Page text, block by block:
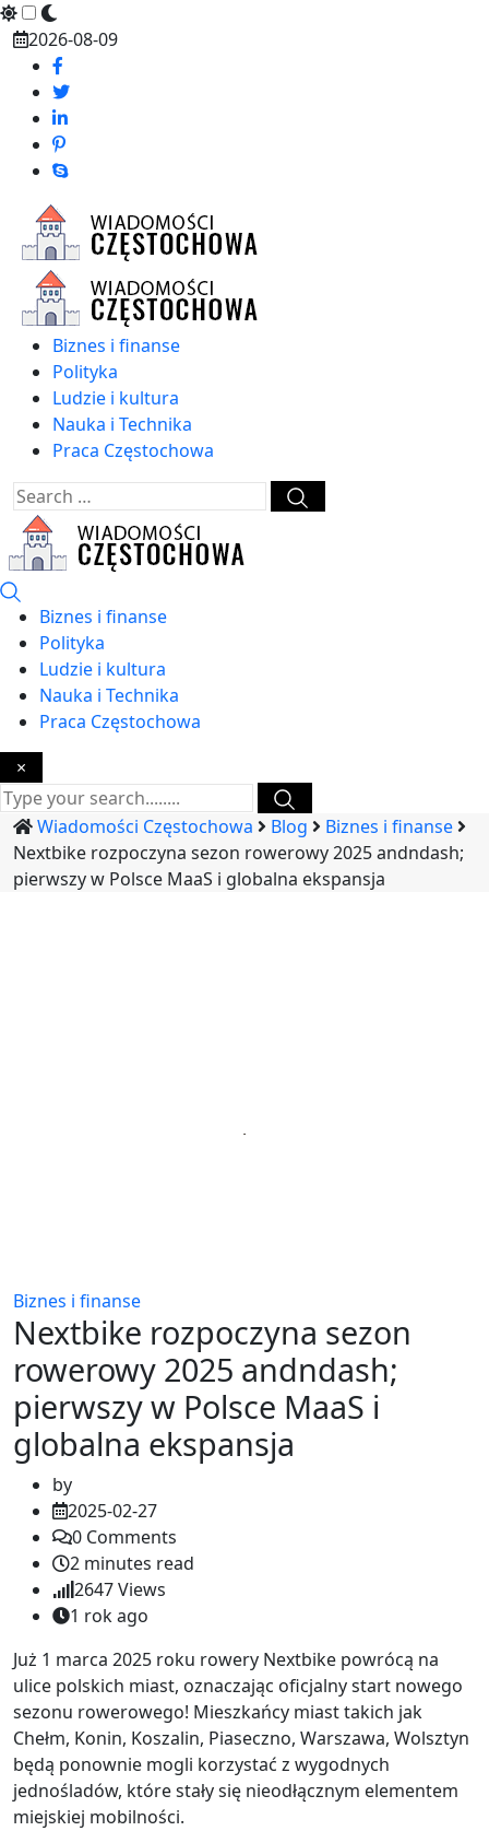
Skip
content
2026-08-09
Biznes i finanse
Polityka
Ludzie i kultura
Nauka i Technika
Praca Częstochowa
Biznes i finanse
Polityka
Ludzie i kultura
Nauka i Technika
Praca Częstochowa
×
Wiadomości Częstochowa Blog
Biznes i finanse
Nextbike rozpoczyna sezon rowerowy 2025 andndash;
pierwszy w Polsce MaaS i globalna ekspansja
Biznes i finanse
Nextbike rozpoczyna sezon
rowerowy 2025 andndash;
pierwszy w Polsce MaaS i
globalna ekspansja
by
2025-02-27
0 Comments
2 minutes read
2647Views
1 rok ago
Już 1 marca 2025 roku rowery Nextbike powrócą na
ulice polskich miast, oznaczając oficjalny start nowego
sezonu rowerowego! Mieszkańcy miast takich jak
Chełm, Konin, Koszalin, Piaseczno, Warszawa, Wolsztyn
będą ponownie mogli korzystać z wygodnych
jednośladów, które stały się nieodłącznym elementem
miejskiej mobilności.